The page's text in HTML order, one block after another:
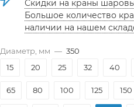
Скидки на краны
Большое количество
наличии на нашем
Диаметр, мм — 350
15
20 25 32 40
65 80 100 125 150